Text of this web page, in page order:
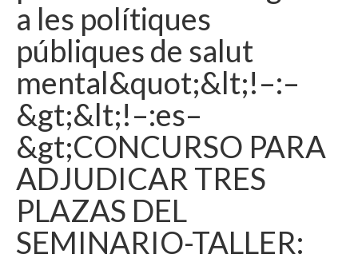
a les polítiques
públiques de salut
mental&quot;&lt;!–:–
&gt;&lt;!–:es–
&gt;CONCURSO PARA
ADJUDICAR TRES
PLAZAS DEL
SEMINARIO-TALLER: